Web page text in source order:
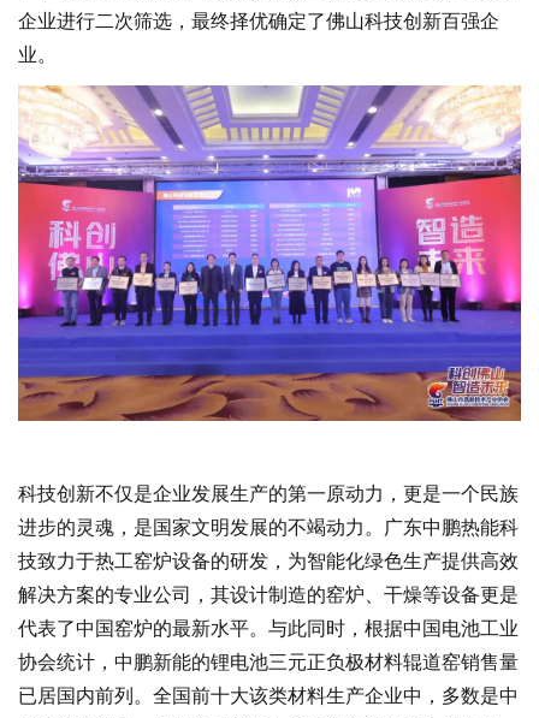
企业进行二次筛选，最终择优确定了佛山科技创新百强企
业。
科技创新不仅是企业发展生产的第一原动力，更是一个民族
进步的灵魂，是国家文明发展的不竭动力。 广东中鹏热能科
技致力于热工窑炉设备的研发，为智能化绿色生产提供高效
解决方案的专业公司，其设计制造的窑炉、干燥等设备更是
代表了中国窑炉的最新水平。 与此同时，根据中国电池工业
协会统计，中鹏新能的锂电池三元正负极材料辊道窑销售量
已居国内前列。全国前十大该类材料生产企业中， 多数是中